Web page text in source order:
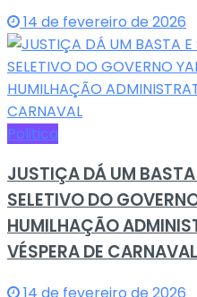
14 de fevereiro de 2026
Politica
JUSTIÇA DÁ UM BASTA
SELETIVO DO
HUMILHAÇÃO
VÉSPERA DE CARNAVAL